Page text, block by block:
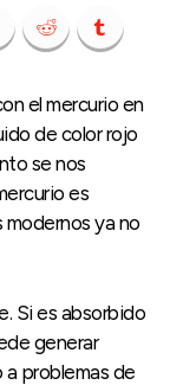
el mercurio en
de color rojo
se nos
es
ya no
Si es absorbido
generar
problemas de